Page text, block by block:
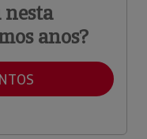
nesta
anos?